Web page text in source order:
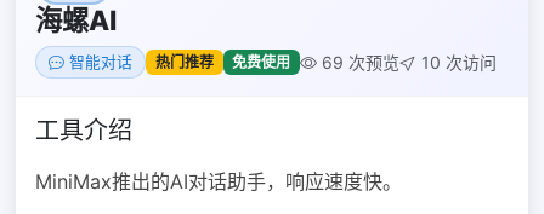
海螺AI
智能对话 热门推荐 免费使用 69 次预览 10 次访问
工具介绍
MiniMax推出的AI对话助手，响应速度快。